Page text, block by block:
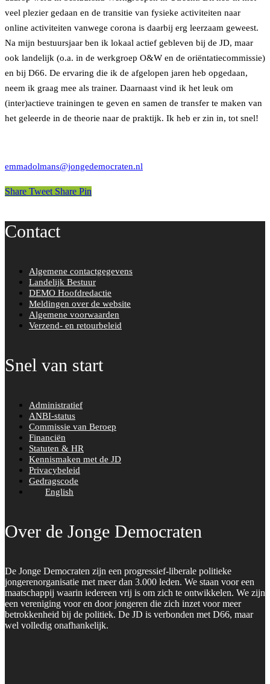
veel plezier gedaan en de transitie van fysieke activiteiten naar
online activiteiten vanwege corona is daarbij erg leerzaam geweest.
Na mijn bestuursjaar ben ik lokaal actief gebleven bij de JD, maar
ook landelijk (o.a. in de werkgroep O&W en de oriëntatiecommissie)
en bij D66. De ervaring die ik de afgelopen jaren heb opgedaan,
neem ik graag mee als trainer. Daarnaast vind ik het leuk om
(inter)actieve trainingen te geven en samen de transfer te maken van
het geleerde in de theorie naar de praktijk. Ik heb er zin in, tot snel!
emmadolmans@jongedemocraten.nl
Share Tweet Share Pin
Contact
Algemene contactgegevens
Landelijk Bestuur
DEMO Hoofdredactie
Meldingen over de website
Algemene voorwaarden
Verzend- en retourbeleid
Snel van start
Administratief
ANBI-status
Commissie van Beroep
Financiën
Statuten & HR
Kennismaken met de JD
Privacybeleid
Gedragscode
English
Over de Jonge Democraten
De Jonge Democraten zijn een progressief-liberale politieke
jongerenorganisatie met meer dan 3.000 leden. We staan voor een
maatschappij waarin iedereen vrij is om zich te ontwikkelen. We zijn
een vereniging voor en door jongeren die zich inzet voor meer
betrokkenheid bij de politiek. De JD is verbonden met D66, maar
wel volledig onafhankelijk.